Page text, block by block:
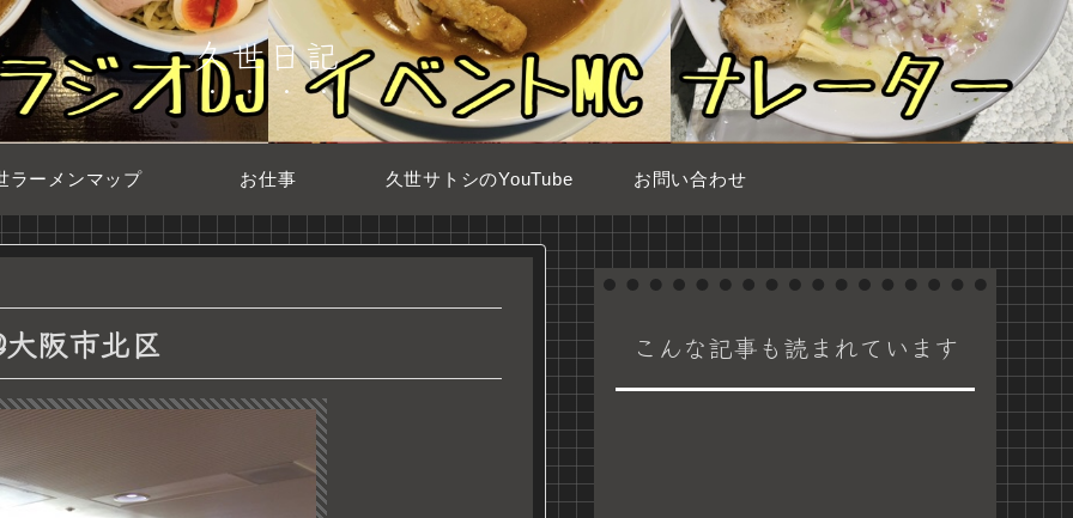
久世日記
ラーメンマップ お仕事 久世サトシのYouTube お問い合わせ
阪市北区 こんな記事も読まれています